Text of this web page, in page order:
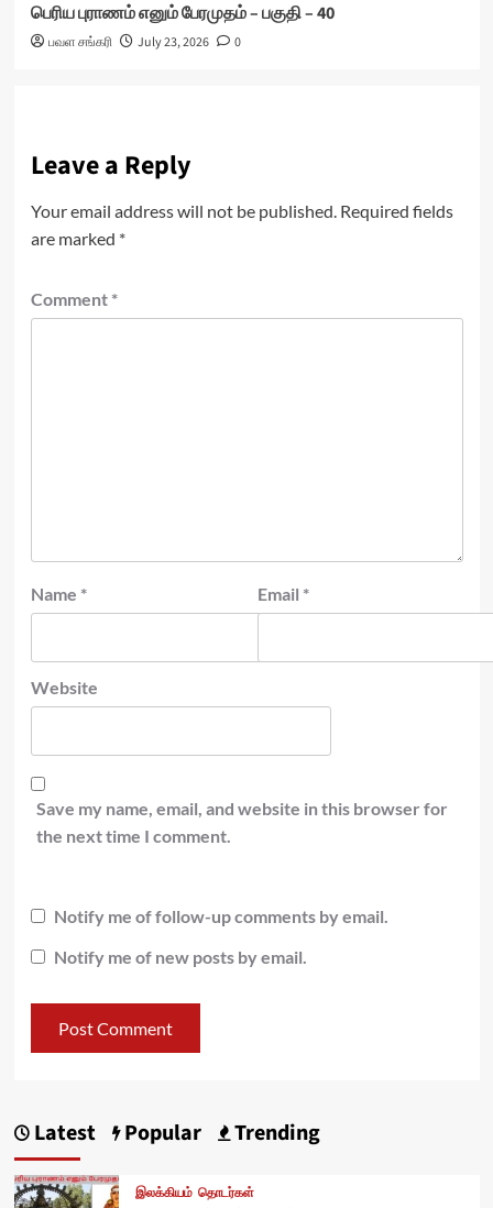
பெரிய புராணம் எனும் பேரமுதம் – பகுதி – 40
பவள சங்கரி July 23, 2026 0
Leave a Reply
Your email address will not be published. Required fields
are marked *
Comment *
Name * Email *
Website
Save my name, email, and website in this browser for
the next time I comment.
Notify me of follow-up comments by email.
Notify me of new posts by email.
Latest Popular Trending
இலக்கியம் தொடர்கள்